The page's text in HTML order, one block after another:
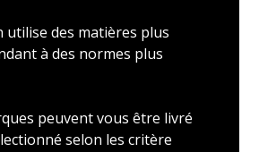
des matières plus
à des normes plus
peuvent vous être livré
selon les critère